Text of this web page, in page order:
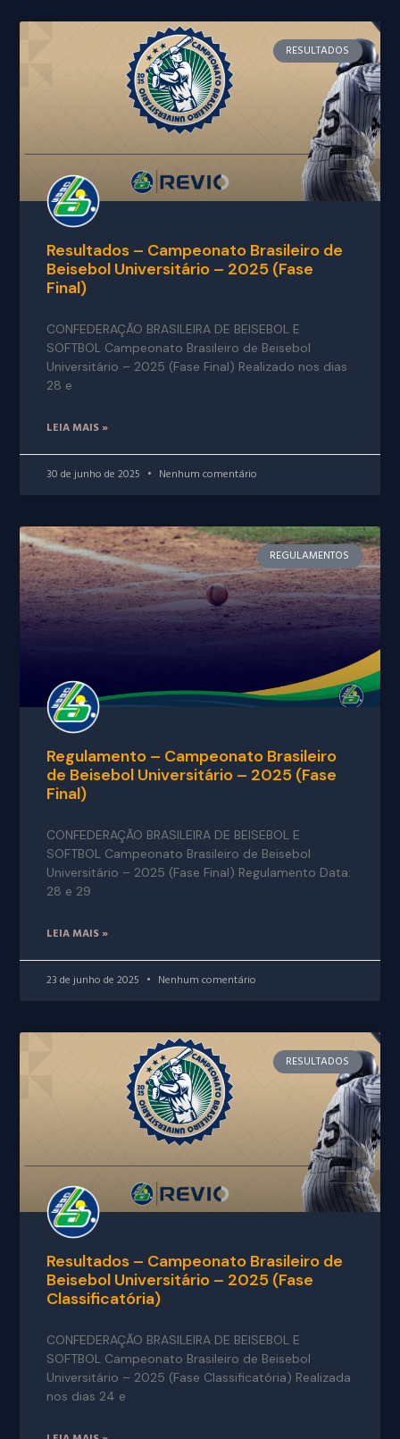
RESULTADOS
Resultados – Campeonato Brasileiro de
Beisebol Universitário – 2025 (Fase
Final)
CONFEDERAÇÃO BRASILEIRA DE BEISEBOL E
SOFTBOL Campeonato Brasileiro de Beisebol
Universitário – 2025 (Fase Final) Realizado nos dias
28 e
LEIA MAIS »
30 de junho de 2025 Nenhum comentário
REGULAMENTOS
Regulamento – Campeonato Brasileiro
de Beisebol Universitário – 2025 (Fase
Final)
CONFEDERAÇÃO BRASILEIRA DE BEISEBOL E
SOFTBOL Campeonato Brasileiro de Beisebol
Universitário – 2025 (Fase Final) Regulamento Data:
28 e 29
LEIA MAIS »
23 de junho de 2025 Nenhum comentário
RESULTADOS
Resultados – Campeonato Brasileiro de
Beisebol Universitário – 2025 (Fase
Classificatória)
CONFEDERAÇÃO BRASILEIRA DE BEISEBOL E
SOFTBOL Campeonato Brasileiro de Beisebol
Universitário – 2025 (Fase Classificatória) Realizada
nos dias 24 e